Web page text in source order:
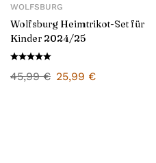
WOLFSBURG
Wolfsburg Heimtrikot-Set für
Kinder 2024/25
45,99€ 25,99 €